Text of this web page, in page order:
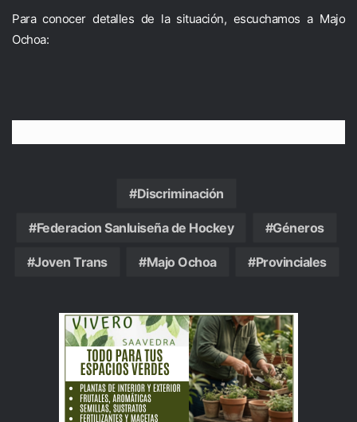
Para conocer detalles de la situación, escuchamos a Majo
Ochoa:
Discriminación
Federacion Sanluiseña de Hockey Géneros
Joven Trans Majo Ochoa Provinciales